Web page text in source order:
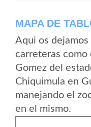
MAPA DE
Aqui os
carreteras como
Gomez del
Chiquimula en
manejando el
en el mismo.